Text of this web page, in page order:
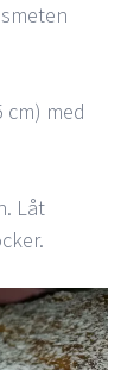
cm) med
Låt